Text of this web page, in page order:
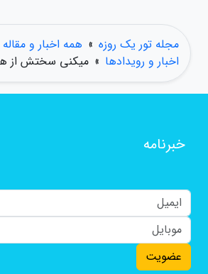
مجله تور یک روزه » همه اخبار و
اخبار و رویدادها » میکنی سختش از
خبرنامه
عضویت